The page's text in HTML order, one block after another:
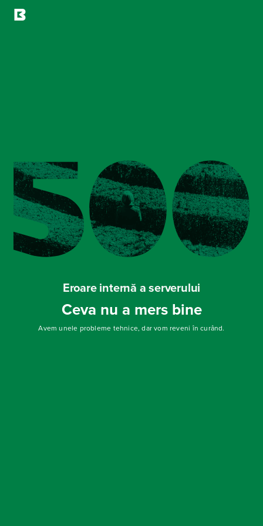
Eroare internă a serverului
Ceva nu a mers bine
Avem unele probleme tehnice, dar vom reveni în curând.